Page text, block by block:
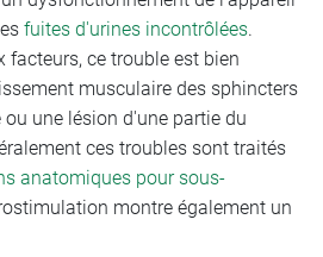
fuites d'urines incontrôlées.
facteurs, ce trouble est bien
musculaire des sphincters
une lésion d'une partie du
ces troubles sont traités
anatomiques pour sous-
montre également un